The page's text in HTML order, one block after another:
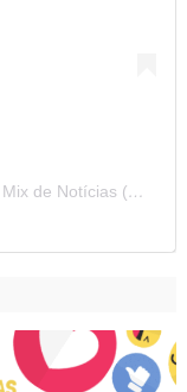
Uma publicação compartilhada por Portal Mix de Notícias (@portalmixdenoticias)